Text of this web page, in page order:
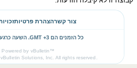
צור קשרהצהרת פרטיות
כל הזמנים הם GMT +3. השעה כרגע היא
Powered by vBulletin™
Solutions, Inc. All rights reserved.